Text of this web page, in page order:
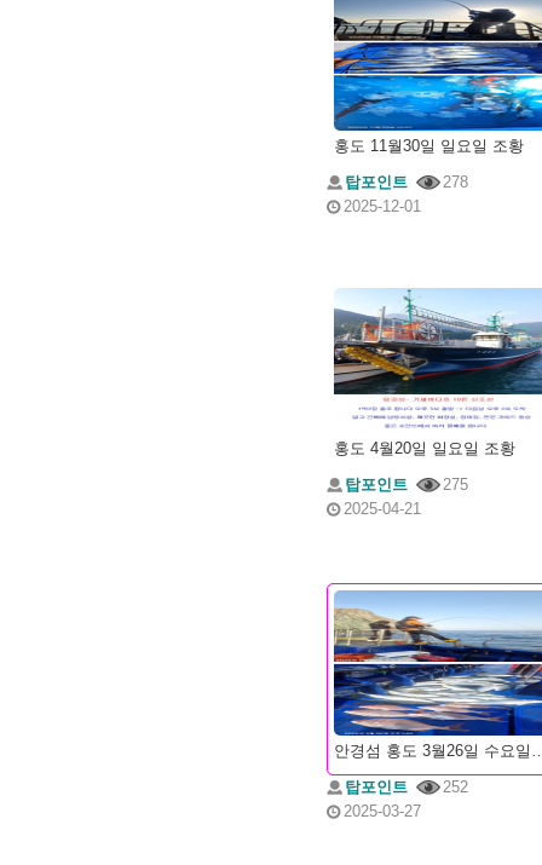
홍도 11월30일 일요일 조황
탑포인트
278
2025-12-01
홍도 4월20일 일요일 조황
탑포인트
275
2025-04-21
안경섬 홍도 3월
탑포인트
252
2025-03-27